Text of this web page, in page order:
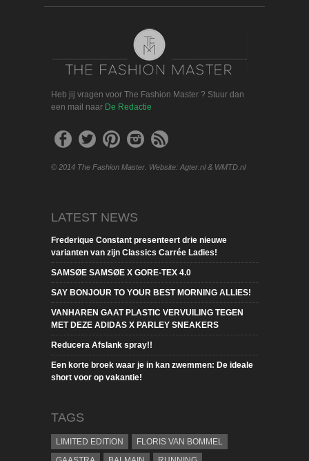
Heb jij vragen voor The Fashion Master ? Stuur dan
een mail naar De Redactie
© 2014 The Fashion Master. Website: Agter.nl & WMTD.nl
LATEST NEWS
Frederique Constant presenteert drie nieuwe
varianten van zijn Classics Carrée Ladies!
SAMSØE SAMSØE X GORE-TEX 4.0
SAY BONJOUR TO YOUR BEST MORNING ALLIES!
VANHAREN GAAT PLASTIC VERVUILING TEGEN
MET DEZE ADIDAS X PARLEY SNEAKERS
Reducera Afslank spray!!
Een korte broek waar je in kan zwemmen: De ideale
short voor op vakantie!
TAGS
LIMITED EDITION
FLORIS VAN BOMMEL